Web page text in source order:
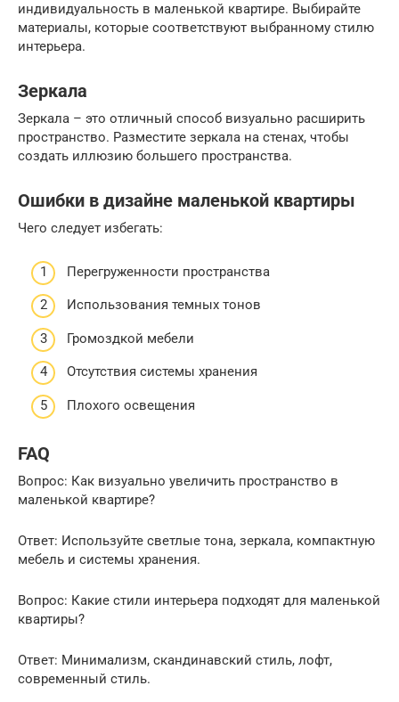
индивидуальность в маленькой квартире. Выбирайте
материалы, которые соответствуют выбранному стилю
интерьера.
Зеркала
Зеркала – это отличный способ визуально расширить
пространство. Разместите зеркала на стенах, чтобы
создать иллюзию большего пространства.
Ошибки в дизайне маленькой квартиры
Чего следует избегать:
Перегруженности пространства
Использования темных тонов
Громоздкой мебели
Отсутствия системы хранения
Плохого освещения
FAQ
Вопрос: Как визуально увеличить пространство в
маленькой квартире?
Ответ: Используйте светлые тона, зеркала, компактную
мебель и системы хранения.
Вопрос: Какие стили интерьера подходят для маленькой
квартиры?
Ответ: Минимализм, скандинавский стиль, лофт,
современный стиль.